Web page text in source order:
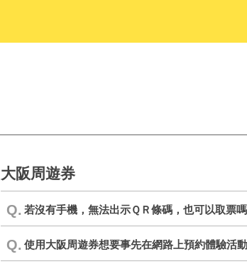
大阪周遊券
Q. 若沒有手機，無法出示ＱＲ條碼，也可以取票嗎
Q. 使用大阪周遊券想要事先在網路上預約體驗活動